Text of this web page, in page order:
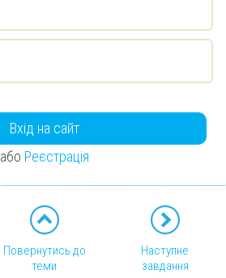
Вхід на сайт
або Реєстрація
Повернутись до
теми
Наступне
завдання